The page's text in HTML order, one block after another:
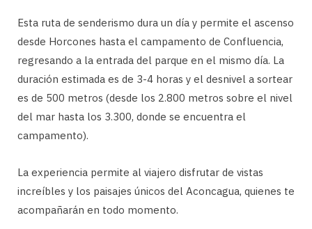
Esta ruta de senderismo dura un día y permite el ascenso
desde Horcones hasta el campamento de Confluencia,
regresando a la entrada del parque en el mismo día. La
duración estimada es de 3-4 horas y el desnivel a sortear
es de 500 metros (desde los 2.800 metros sobre el nivel
del mar hasta los 3.300, donde se encuentra el
campamento).
La experiencia permite al viajero disfrutar de vistas
increíbles y los paisajes únicos del Aconcagua, quienes te
acompañarán en todo momento.